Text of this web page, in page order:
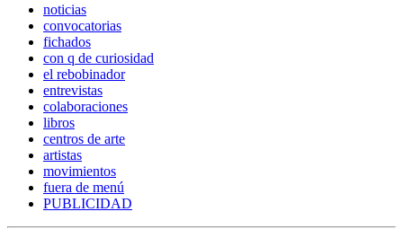
noticias
convocatorias
fichados
con q de curiosidad
el rebobinador
entrevistas
colaboraciones
libros
centros de arte
artistas
movimientos
fuera de menú
PUBLICIDAD